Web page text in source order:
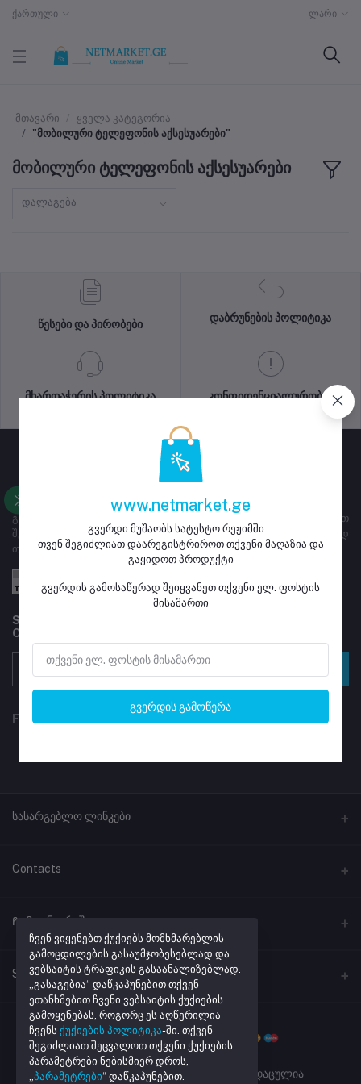
ქართული ლარი
მთავარი
ყველა კატეგორია
"მობილური ტელეფონის აქსესუარები"
მობილური ტელეფონის აქსესუარები
დალაგება
წესები და პირობები
დაბრუნების პოლიტიკა
მხარდაჭერის პოლიტიკა
კონფიდენციალურობის
გვერდი ემსახურება ყიდვა გაყიდვას, მაღაზიებს ეძლევათ
შესაძლებლობა დარეგისტრირდნენ და განათავსონ გასაყიდად
თავიანთი პროდუქტი
Subscribe to our newsletter for regular updates about
Offers, Coupons & more
FOLLOW US
სასარგებლო ლინკები
პროგრამული უზრუნველყოფა
Contacts
მისამართი
ქუთაისი, ჭავჭავაძის #41
ტელეფონი
+995 32 205 43 40
ელ. ფოსტა
info@netmarket.ge
Ჩემი ანგარიში
შესვლა
შეკვეთების ისტორია
რჩეული პროდუქტების სია
აკონტროლეთ შეკვეთა
Seller Zone
Become A Seller მაღაზიის რეგისტრაცია
Login to Seller Panel
Powered ByDaxi.ge| ყველა უფლება დაცულია
ჩვენ ვიყენებთ ქუქიებს მომხმარებლის
გამოცდილების გასაუმჯობესებლად და
ვებსაიტის ტრაფიკის გასაანალიზებლად.
„გასაგებია“ დაწკაპუნებით თქვენ
ეთანხმებით ჩვენი ვებსაიტის ქუქიების
გამოყენებას, როგორც ეს აღწერილია
ჩვენს ქუქიების პოლიტიკა-ში. თქვენ
შეგიძლიათ შეცვალოთ თქვენი ქუქიების
პარამეტრები ნებისმიერ დროს,
პარამეტრები“ დაწკაპუნებით.
www.netmarket.ge
გვერდი მუშაობს სატესტო რეჟიმში...
თვენ შეგიძლიათ დაარეგისტრიროთ თქვენი მაღაზია და
გაყიდოთ პროდუქტი
გვერდის გამოსაწერად შეიყვანეთ თქვენი ელ. ფოსტის
მისამართი
გვერდის გამოწერა